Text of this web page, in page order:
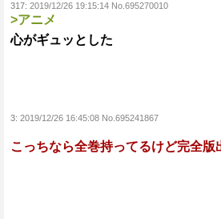
317: 2019/12/26 19:15:14 No.695270010
>アニメ
心がギュッとした
3: 2019/12/26 16:45:08 No.695241867
こっちなら全巻持ってるけど完全版